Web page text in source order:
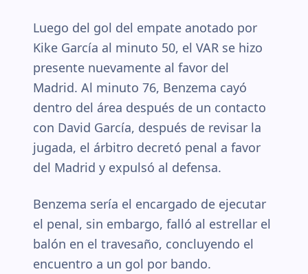
Luego del gol del empate anotado por
Kike García al minuto 50, el VAR se hizo
presente nuevamente al favor del
Madrid. Al minuto 76, Benzema cayó
dentro del área después de un contacto
con David García, después de revisar la
jugada, el árbitro decretó penal a favor
del Madrid y expulsó al defensa.
Benzema sería el encargado de ejecutar
el penal, sin embargo, falló al estrellar el
balón en el travesaño, concluyendo el
encuentro a un gol por bando.